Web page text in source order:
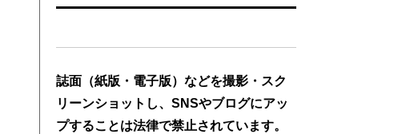
誌面（紙版・電子版）などを撮影・スク
リーンショットし、SNSやブログにアッ
プすることは法律で禁止されています。